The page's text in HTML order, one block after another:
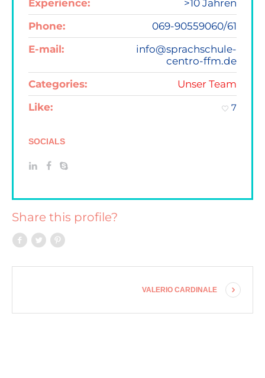
Experience:
>10 Jahren
Phone:
069-90559060/61
E-mail:
info@sprachschule-
centro-ffm.de
Categories:
Unser Team
Like:
7
SOCIALS
Share this profile?
VALERIO CARDINALE